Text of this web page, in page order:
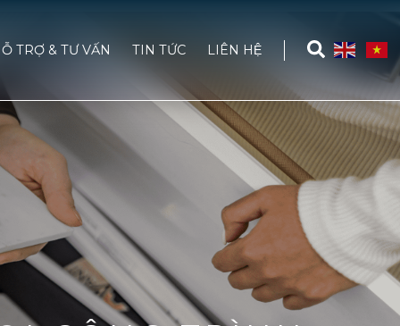
TRỢ & TƯ VẤN TIN TỨC LIÊN HỆ